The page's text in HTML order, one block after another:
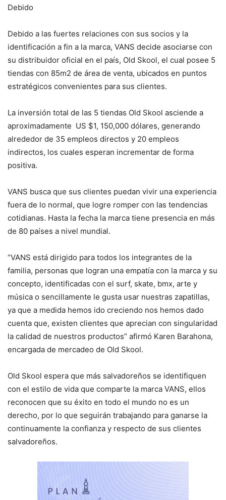
Debido
Debido a las fuertes relaciones con sus socios y la
identificación a fin a la marca, VANS decide asociarse con
su distribuidor oficial en el país, Old Skool, el cual posee 5
tiendas con 85m2 de área de venta, ubicados en puntos
estratégicos convenientes para sus clientes.
La inversión total de las 5 tiendas Old Skool asciende a
aproximadamente US $1, 150,000 dólares, generando
alrededor de 35 empleos directos y 20 empleos
indirectos, los cuales esperan incrementar de forma
positiva.
VANS busca que sus clientes puedan vivir una experiencia
fuera de lo normal, que logre romper con las tendencias
cotidianas. Hasta la fecha la marca tiene presencia en más
de 80 países a nivel mundial.
“VANS está dirigido para todos los integrantes de la
familia, personas que logran una empatía con la marca y su
concepto, identificadas con el surf, skate, bmx, arte y
música o sencillamente le gusta usar nuestras zapatillas,
ya que a medida hemos ido creciendo nos hemos dado
cuenta que, existen clientes que aprecian con singularidad
la calidad de nuestros productos” afirmó Karen Barahona,
encargada de mercadeo de Old Skool.
Old Skool espera que más salvadoreños se identifiquen
con el estilo de vida que comparte la marca VANS, ellos
reconocen que su éxito en todo el mundo no es un
derecho, por lo que seguirán trabajando para ganarse la
continuamente la confianza y respecto de sus clientes
salvadoreños.